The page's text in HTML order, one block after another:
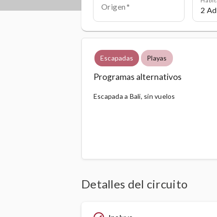
Origen
Escapadas Playas
Programas alternativos
Escapada a Bali, sin vuelos
Detalles del circuito